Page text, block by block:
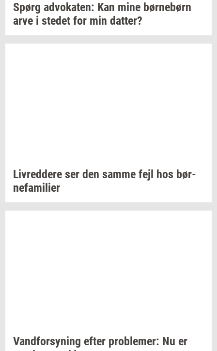
Spørg ad­vo­ka­ten: Kan mine bør­ne­børn
arve i ste­det for min dat­ter?
Liv­red­dere ser den samme fejl hos bør­
ne­fa­mi­li­er
Vand­for­sy­ning efter pro­ble­mer: Nu er